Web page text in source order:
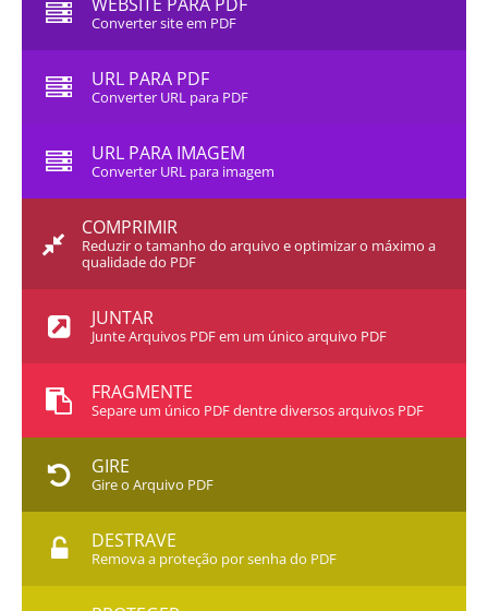
Converter site em PDF
URL PARA PDF
Converter URL para PDF
URL PARA IMAGEM
Converter URL para imagem
COMPRIMIR
Reduzir o tamanho do arquivo e optimizar o máximo a
qualidade do PDF
JUNTAR
Junte Arquivos PDF em um único arquivo PDF
FRAGMENTE
Separe um único PDF dentre diversos arquivos PDF
GIRE
Gire o Arquivo PDF
DESTRAVE
Remova a proteção por senha do PDF